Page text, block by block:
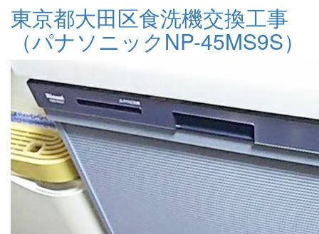
東京都大田区食洗機交換工事
（パナソニックNP-45MS9S）